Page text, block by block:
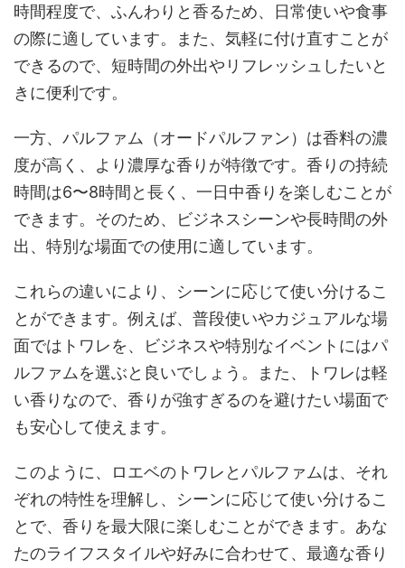
時間程度で、ふんわりと香るため、日常使いや食事
の際に適しています。また、気軽に付け直すことが
できるので、短時間の外出やリフレッシュしたいと
きに便利です。
一方、パルファム（オードパルファン）は香料の濃
度が高く、より濃厚な香りが特徴です。香りの持続
時間は6〜8時間と長く、一日中香りを楽しむことが
できます。そのため、ビジネスシーンや長時間の外
出、特別な場面での使用に適しています。
これらの違いにより、シーンに応じて使い分けるこ
とができます。例えば、普段使いやカジュアルな場
面ではトワレを、ビジネスや特別なイベントにはパ
ルファムを選ぶと良いでしょう。また、トワレは軽
い香りなので、香りが強すぎるのを避けたい場面で
も安心して使えます。
このように、ロエベのトワレとパルファムは、それ
ぞれの特性を理解し、シーンに応じて使い分けるこ
とで、香りを最大限に楽しむことができます。あな
たのライフスタイルや好みに合わせて、最適な香り